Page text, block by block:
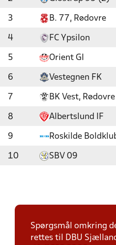
3 B. 77, Rødovre
4 FC Ypsilon
5 Orient GI
6 Vestegnen FK
7 BK Vest, Rødovre
8 Albertslund IF
9 Roskilde
10 SBV 09
Spørgsmål omkring
rettes til DBU